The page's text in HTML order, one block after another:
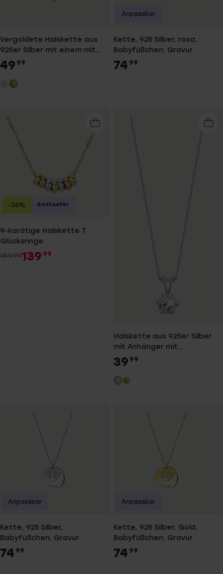
Vergoldete Halskette aus
925er Silber mit einem mit
Zirkoniastein besetztem
runden Anhänger
49 99
Kette, 925 Silber, rosa,
Babyfüßchen, Gravur
74 99
Anpassbar
9-karätige Halskette 7
Glücksringe
189.99139 99
-26% Bestseller
Halskette aus 925er Silber
mit Anhänger mit
Zirkoniabesatz
39 99
Kette, 925 Silber,
Babyfüßchen, Gravur
74 99
Anpassbar
Kette, 925 Silber, Gold,
Babyfüßchen, Gravur
74 99
Anpassbar